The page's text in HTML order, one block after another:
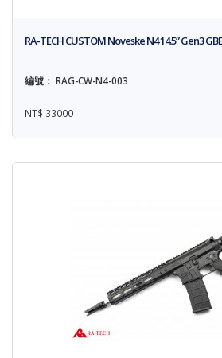
RA-TECH CUSTOM Noveske N4 14.5” Gen3
編號： RAG-CW-N4-003
NT$ 33000